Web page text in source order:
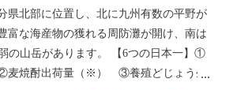
県北部に位置し、北に九州有数の平野が
富な海産物の獲れる周防灘が開け、南は
があります。 【6つの日本一】①
焼酎出荷量（※） ③養殖どじょう生